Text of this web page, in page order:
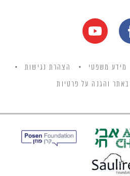
מידע משפטי הצהרת נגישות
והגנה על פרטיות